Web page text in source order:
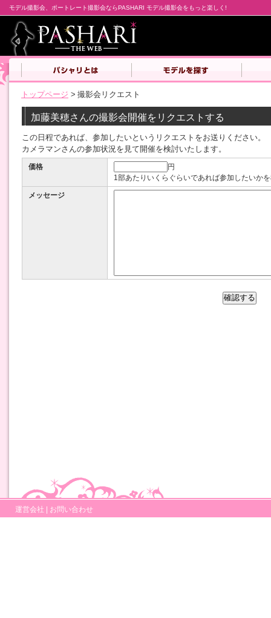
モデル撮影会、ポートレート撮影会ならPASHARI モデル撮影会をもっと楽しく!
トップページ > 撮影会リクエスト
加藤美穂さんの撮影会開催をリクエストする
この日程であれば、参加したいというリクエストをお送りください。
カメラマンさんの参加状況を見て開催を検討いたします。
価格
円
1部あたりいくらぐらいであれば参加したいか
メッセージ
運営会社 | お問い合わせ